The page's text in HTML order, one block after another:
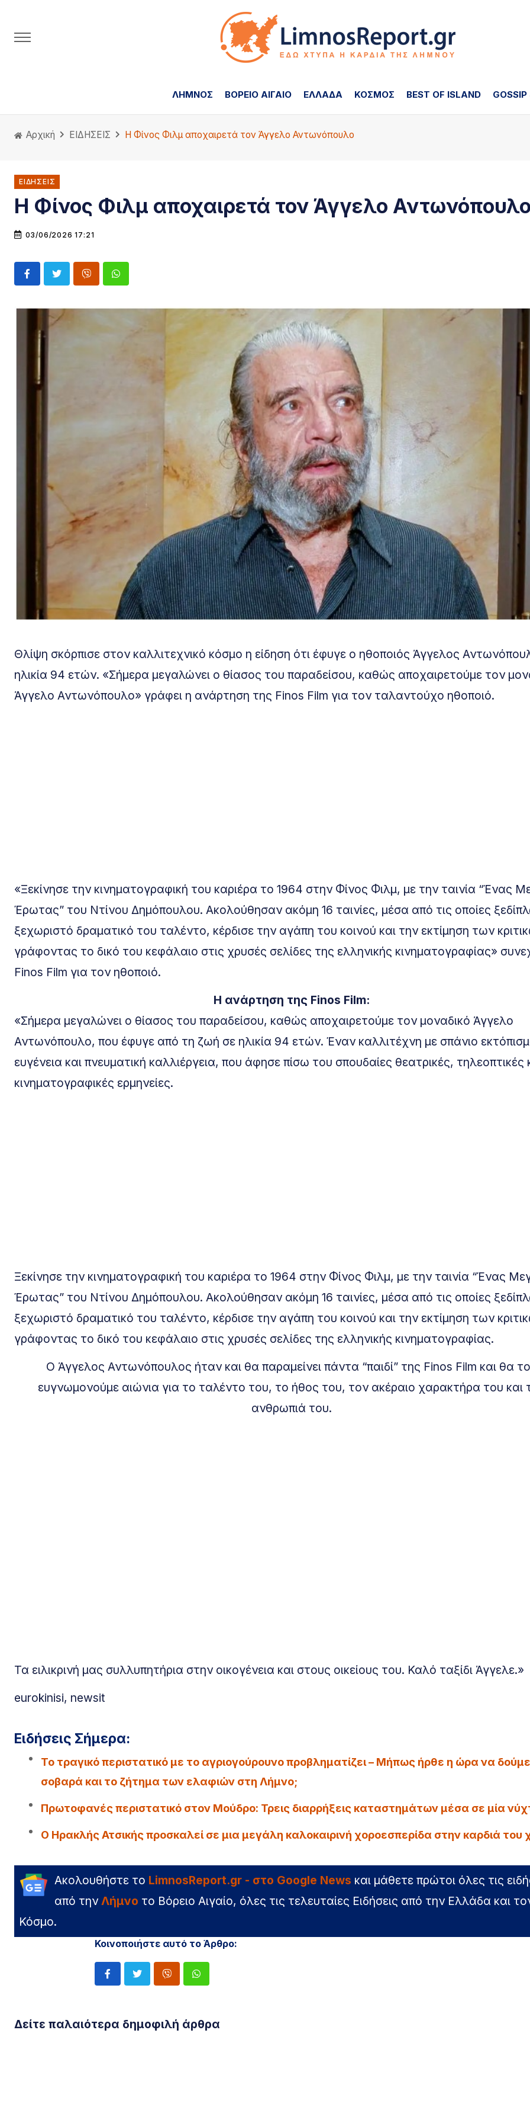
ΛΗΜΝΟΣ ΒΟΡΕΙΟ ΑΙΓΑΙΟ ΕΛΛΑΔΑ ΚΟΣΜΟΣ BEST OF ISLAND
Αρχική ΕΙΔΗΣΕΙΣ Η Φίνος Φιλμ αποχαιρετά τον Άγγελο Αντωνόπουλο
ΕΙΔΗΣΕΙΣ
Η Φίνος Φιλμ αποχαιρετά τον Άγγελο Αντωνόπουλο
03/06/2026 17:21
Θλίψη σκόρπισε στον καλλιτεχνικό κόσμο η είδηση ότι έφυγε ο ηθοποιός Άγγελος
ηλικία 94 ετών. «Σήμερα μεγαλώνει ο θίασος του παραδείσου, καθώς αποχαιρετούμε τον
Άγγελο Αντωνόπουλο» γράφει η ανάρτηση της Finos Film για τον ταλαντούχο ηθοποιό.
«Ξεκίνησε την κινηματογραφική του καριέρα το 1964 στην Φίνος Φιλμ, με την ταινία “Ένας
Έρωτας” του Ντίνου Δημόπουλου. Ακολούθησαν ακόμη 16 ταινίες, μέσα από τις οποίες
ξεχωριστό δραματικό του ταλέντο, κέρδισε την αγάπη του κοινού και την εκτίμηση των
γράφοντας το δικό του κεφάλαιο στις χρυσές σελίδες της ελληνικής κινηματογραφίας»
Finos Film για τον ηθοποιό.
Η ανάρτηση της Finos Film:
«Σήμερα μεγαλώνει ο θίασος του παραδείσου, καθώς αποχαιρετούμε τον μοναδικό Άγγελο
Αντωνόπουλο, που έφυγε από τη ζωή σε ηλικία 94 ετών. Έναν καλλιτέχνη με σπάνιο
ευγένεια και πνευματική καλλιέργεια, που άφησε πίσω του σπουδαίες θεατρικές, τηλεοπτικές
κινηματογραφικές ερμηνείες.
Ξεκίνησε την κινηματογραφική του καριέρα το 1964 στην Φίνος Φιλμ, με την ταινία “Ένας
Έρωτας” του Ντίνου Δημόπουλου. Ακολούθησαν ακόμη 16 ταινίες, μέσα από τις οποίες
ξεχωριστό δραματικό του ταλέντο, κέρδισε την αγάπη του κοινού και την εκτίμηση των
γράφοντας το δικό του κεφάλαιο στις χρυσές σελίδες της ελληνικής κινηματογραφίας.
Ο Άγγελος Αντωνόπουλος ήταν και θα παραμείνει πάντα “παιδί” της Finos Film και θα
ευγνωμονούμε αιώνια για το ταλέντο του, το ήθος του, τον ακέραιο χαρακτήρα του και
ανθρωπιά του.
Τα ειλικρινή μας συλλυπητήρια στην οικογένεια και στους οικείους του. Καλό ταξίδι Άγγελε.»
eurokinisi, newsit
Ειδήσεις Σήμερα:
Το τραγικό περιστατικό με το αγριογούρουνο προβληματίζει – Μήπως ήρθε η ώρα να δούμε
σοβαρά και το ζήτημα των ελαφιών στη Λήμνο;
Πρωτοφανές περιστατικό στον Μούδρο: Τρεις διαρρήξεις καταστημάτων μέσα σε μία
Ο Ηρακλής Ατσικής προσκαλεί σε μια μεγάλη καλοκαιρινή χοροεσπερίδα στην καρδιά του
Ακολουθήστε το LimnosReport.gr - στο Google News και μάθετε πρώτοι όλες τις
από την Λήμνο το Βόρειο Αιγαίο, όλες τις τελευταίες Ειδήσεις από την Ελλάδα και
Κόσμο.
Κοινοποιήστε αυτό το Άρθρο:
Δείτε παλαιότερα δημοφιλή άρθρα